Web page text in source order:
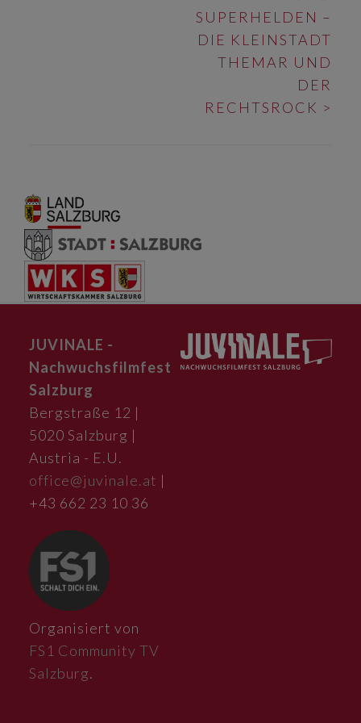
SUPERHELDEN –
DIE KLEINSTADT
THEMAR UND
DER
RECHTSROCK >
JUVINALE -
Nachwuchsfilmfest
Salzburg
Bergstraße 12 |
5020 Salzburg |
Austria - E.U.
office@juvinale.at |
+43 662 23 10 36
Organisiert von
FS1 Community TV
Salzburg.